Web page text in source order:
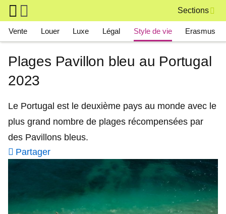
Skip to main content
Sections
Main navigation
Vente Louer Luxe Légal Style de vie Erasmus
Plages Pavillon bleu au Portugal
2023
Le Portugal est le deuxième pays au monde avec le
plus grand nombre de plages récompensées par
des Pavillons bleus.
Partager